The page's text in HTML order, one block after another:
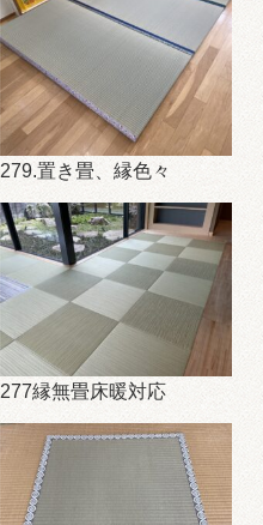
279.置き畳、縁色々
277縁無畳床暖対応